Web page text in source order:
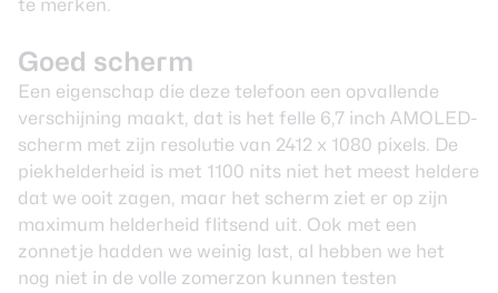
te merken.
Goed scherm
Een eigenschap die deze telefoon een opvallende
verschijning maakt, dat is het felle 6,7 inch AMOLED-
scherm met zijn resolutie van 2412 x 1080 pixels. De
piekhelderheid is met 1100 nits niet het meest heldere
dat we ooit zagen, maar het scherm ziet er op zijn
maximum helderheid flitsend uit. Ook met een
zonnetje hadden we weinig last, al hebben we het
nog niet in de volle zomerzon kunnen testen